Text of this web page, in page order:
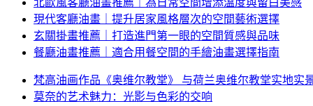
現代客廳油畫｜提升居家風格層次的空間藝術選擇
玄關掛畫推薦｜打造進門第一眼的空間質感與品味
餐廳油畫推薦｜適合用餐空間的手繪油畫選擇指南
梵高油画作品《奥维尔教堂》 与荷兰奥维尔教堂实地实
莫奈的艺术魅力：光影与色彩的交响